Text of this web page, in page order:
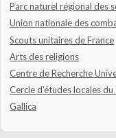
Parc naturel régional des
Union nationale des
Scouts unitaires de France
Arts des religions
Centre de Recherche
Cercle d'études locales du
Gallica